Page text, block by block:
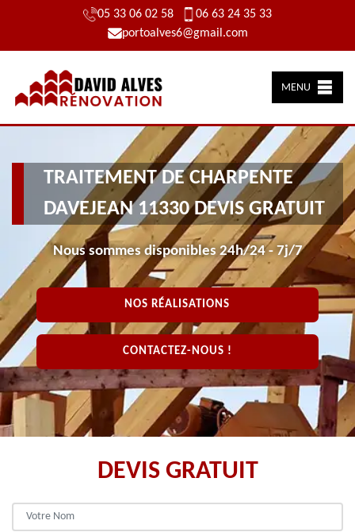
05 33 06 02 58
06 63 24 35 33
portoalves6@gmail.com
MENU
TRAITEMENT DE CHARPENTE
DAVEJEAN 11330 DEVIS GRATUIT
Nous sommes disponibles 24h/24 - 7j/7
NOS RÉALISATIONS
CONTACTEZ-NOUS !
DEVIS GRATUIT